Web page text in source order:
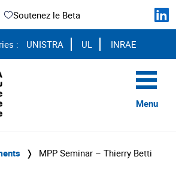
Soutenez le Beta
: UNISTRA UL INRAE
Menu
❭ MPP Seminar – Thierry Betti